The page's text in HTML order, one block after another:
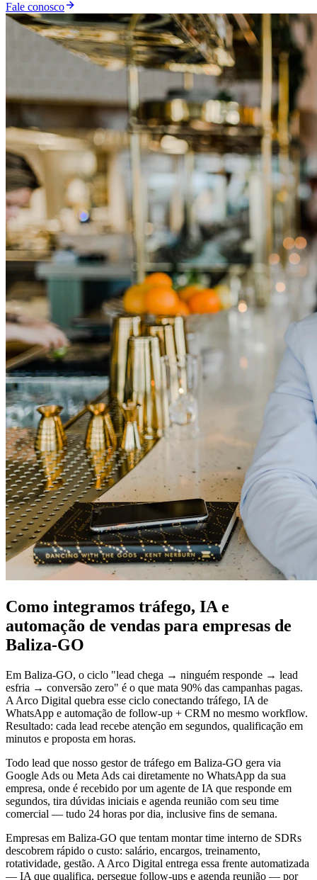
Fale conosco
Como integramos tráfego, IA e
automação de vendas para empresas de
Baliza-GO
Em Baliza-GO, o ciclo "lead chega → ninguém responde → lead
esfria → conversão zero" é o que mata 90% das campanhas pagas.
A Arco Digital quebra esse ciclo conectando tráfego, IA de
WhatsApp e automação de follow-up + CRM no mesmo workflow.
Resultado: cada lead recebe atenção em segundos, qualificação em
minutos e proposta em horas.
Todo lead que nosso gestor de tráfego em Baliza-GO gera via
Google Ads ou Meta Ads cai diretamente no WhatsApp da sua
empresa, onde é recebido por um agente de IA que responde em
segundos, tira dúvidas iniciais e agenda reunião com seu time
comercial — tudo 24 horas por dia, inclusive fins de semana.
Empresas em Baliza-GO que tentam montar time interno de SDRs
descobrem rápido o custo: salário, encargos, treinamento,
rotatividade, gestão. A Arco Digital entrega essa frente automatizada
— IA que qualifica, persegue follow-ups e agenda reunião — por